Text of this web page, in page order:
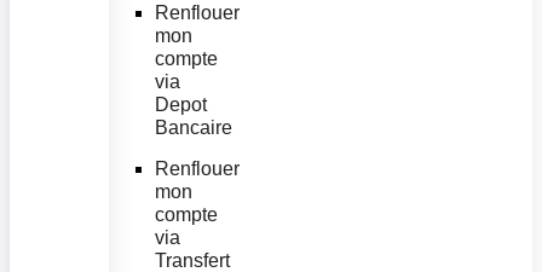
Renflouer
mon
compte
via
Depot
Bancaire
Renflouer
mon
compte
via
Transfert